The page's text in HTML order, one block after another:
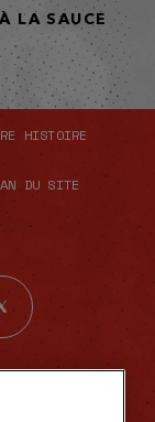
LA SAUCE
HISTOIRE
DU SITE